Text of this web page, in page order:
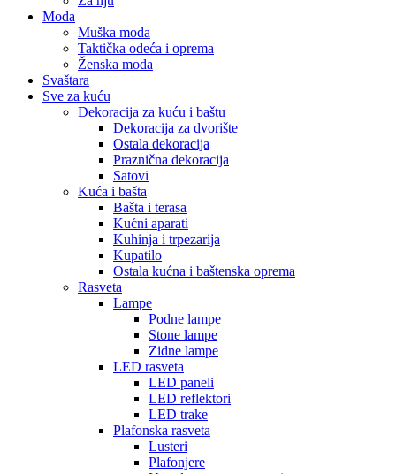
Moda
Muška moda
Taktička odeća i oprema
Ženska moda
Svaštara
Sve za kuću
Dekoracija za kuću i baštu
Dekoracija za dvorište
Ostala dekoracija
Praznična dekoracija
Satovi
Kuća i bašta
Bašta i terasa
Kućni aparati
Kuhinja i trpezarija
Kupatilo
Ostala kućna i baštenska oprema
Rasveta
Lampe
Podne lampe
Stone lampe
Zidne lampe
LED rasveta
LED paneli
LED reflektori
LED trake
Plafonska rasveta
Lusteri
Plafonjere